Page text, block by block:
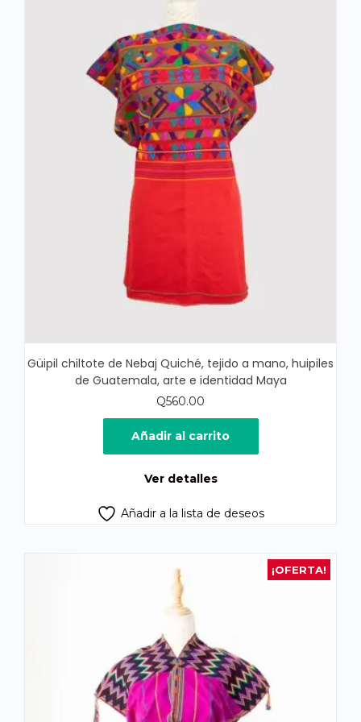
Güipil chiltote de Nebaj Quiché, tejido a mano, huipiles
de Guatemala, arte e identidad Maya
Q560.00
Añadir al carrito
Ver detalles
Añadir a la lista de deseos
¡OFERTA!